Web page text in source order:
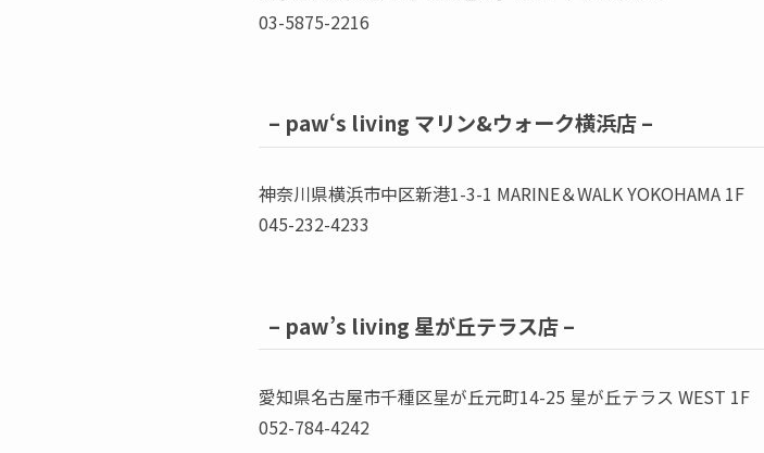
03-5875-2216
– paw‘s living マリン&ウォーク横浜店 –
神奈川県横浜市中区新港1-3-1 MARINE＆WALK YOKOHAMA 1F
045-232-4233
– paw’s living 星が丘テラス店 –
愛知県名古屋市千種区星が丘元町14-25 星が丘テラス WEST 1F
052-784-4242